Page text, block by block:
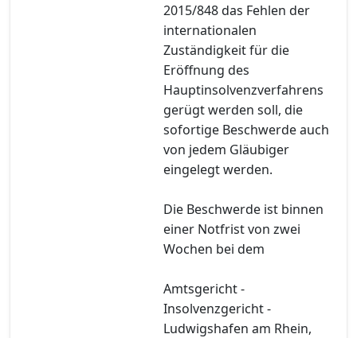
2015/848 das Fehlen der
internationalen
Zuständigkeit für die
Eröffnung des
Hauptinsolvenzverfahrens
gerügt werden soll, die
sofortige Beschwerde auch
von jedem Gläubiger
eingelegt werden.
Die Beschwerde ist binnen
einer Notfrist von zwei
Wochen bei dem
Amtsgericht -
Insolvenzgericht -
Ludwigshafen am Rhein,